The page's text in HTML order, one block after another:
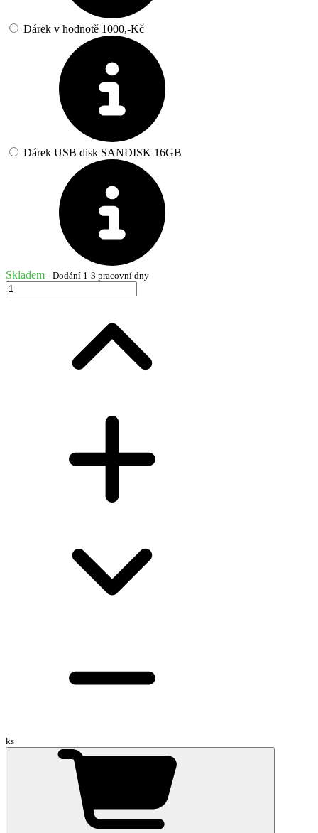
Dárek v hodnotě 1000,-Kč
Dárek USB disk SANDISK 16GB
Skladem - Dodání 1-3 pracovní dny
ks